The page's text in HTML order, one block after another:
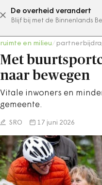
De overheid verandert
Blijf bij met de Binnenlands
ruimte en milieu
Met
naar bewegen
Vitale inwoners en
gemeente.
SRO 17 juni 2026